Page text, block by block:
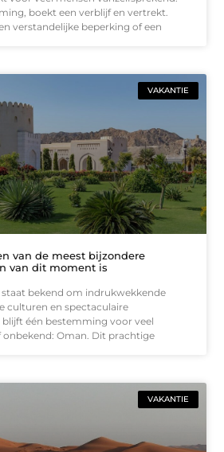
boekt een verblijf en vertrekt.
verstandelijke beperking of een
VAKANTIE
van de meest bijzondere
van dit moment is
bekend om indrukwekkende
culturen en spectaculaire
blijft één bestemming voor veel
onbekend: Oman. Dit prachtige
VAKANTIE